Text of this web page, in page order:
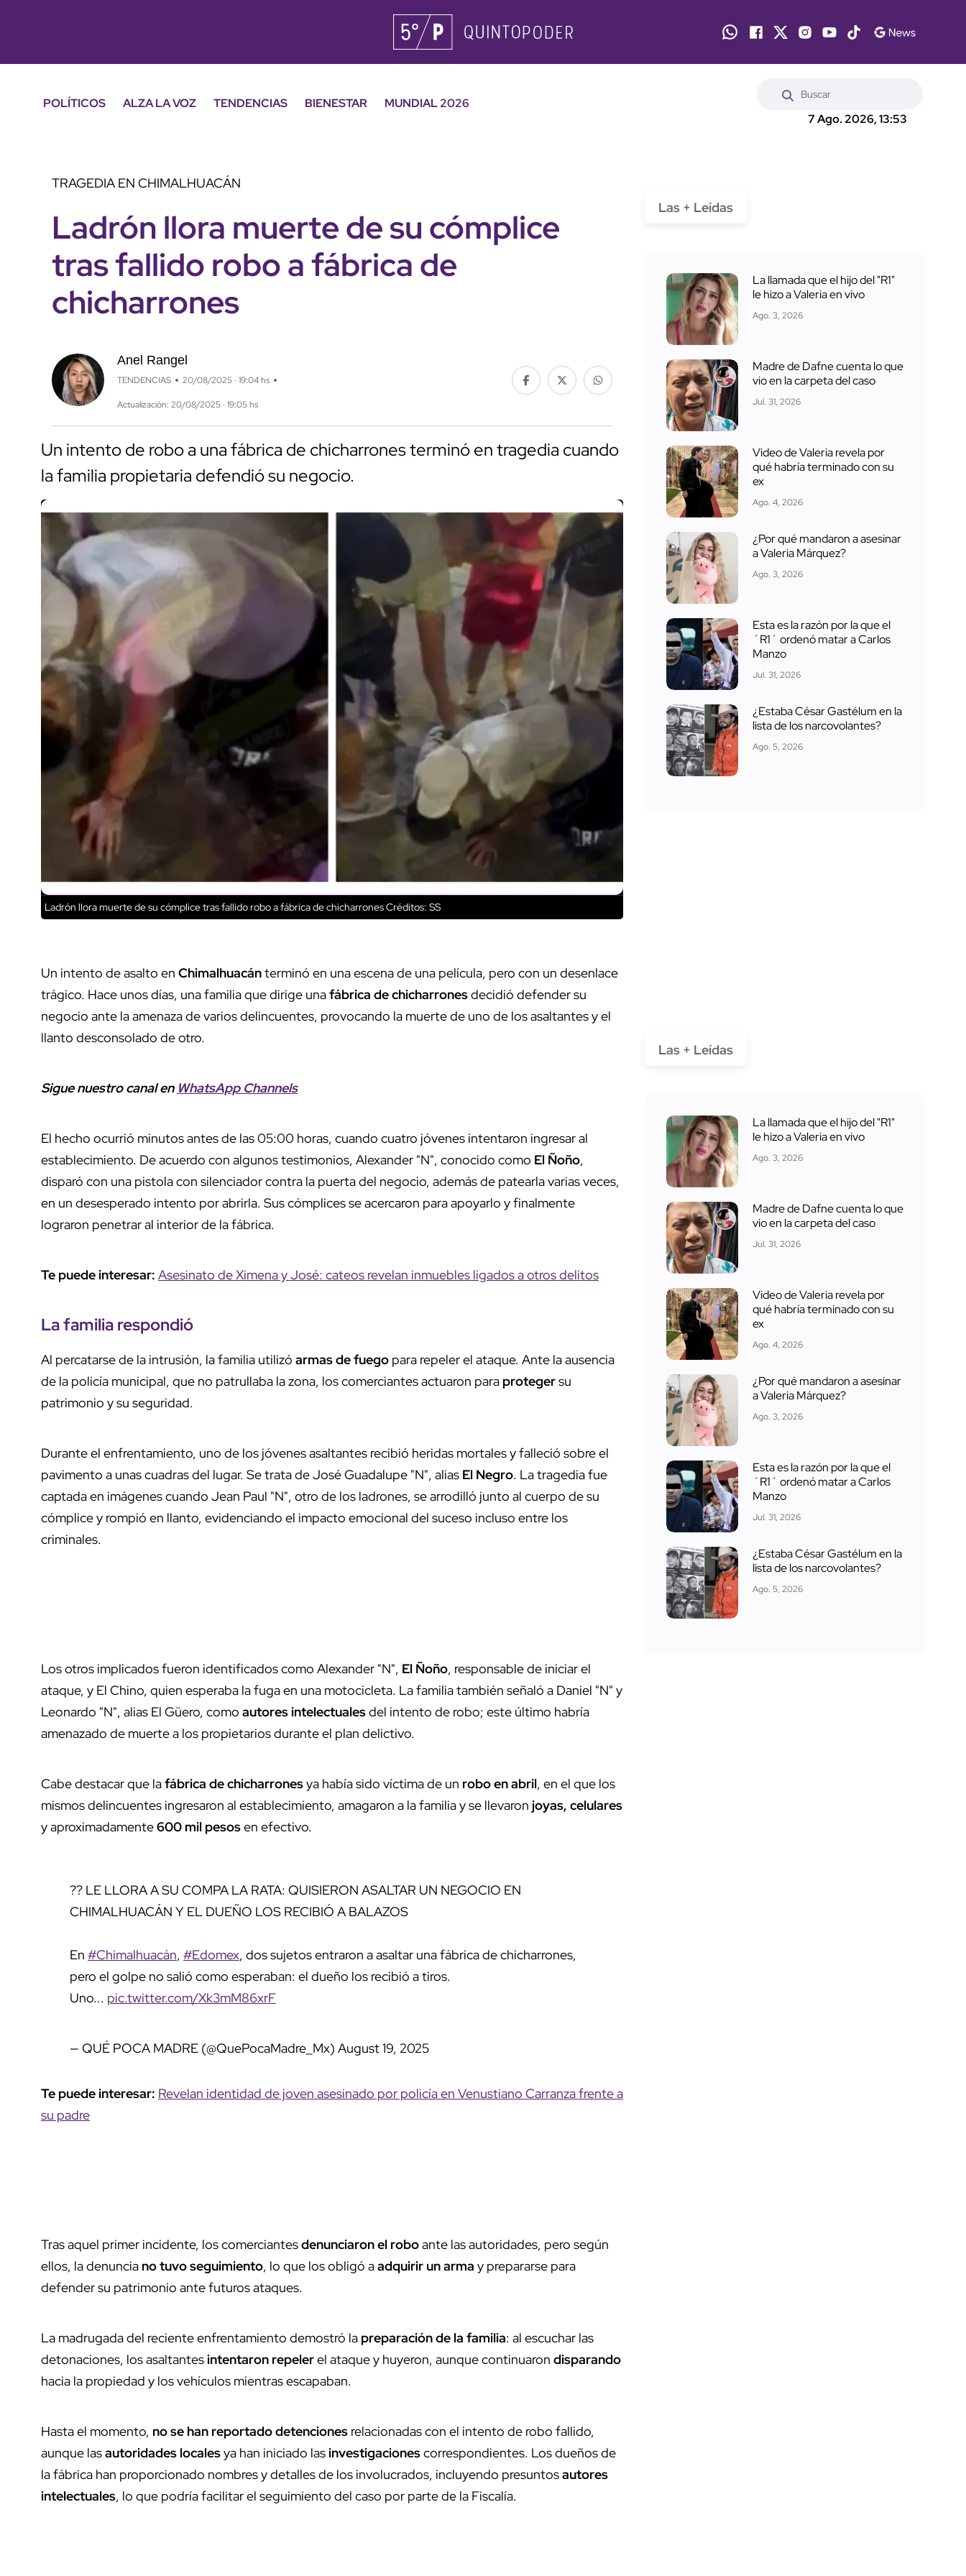
POLÍTICOS ALZA LA VOZ TENDENCIAS BIENESTAR
MUNDIAL 2026
7 Ago. 2026, 13:53
TRAGEDIA EN CHIMALHUACÁN
Ladrón llora muerte de su cómplice
tras fallido robo a fábrica de
chicharrones
Anel Rangel
TENDENCIAS 20/08/2025 · 19:04 hs
Actualización: 20/08/2025 · 19:05 hs
Un intento de robo a una fábrica de chicharrones terminó en tragedia cuando
la familia propietaria defendió su negocio.
Ladrón llora muerte de su cómplice tras fallido robo a fábrica de chicharronesCréditos: SS
Un intento de asalto en Chimalhuacánterminó en una escena de una película, pero con un desenlace
trágico. Hace unos días, una familia que dirige unafábrica de chicharronesdecidió defender su
negocio ante la amenaza de varios delincuentes, provocando la muerte de uno de los asaltantes y el
llanto desconsolado de otro.
Sigue nuestro canal en WhatsApp Channels
El hecho ocurrió minutos antes de las 05:00 horas, cuando cuatro jóvenes intentaron ingresar al
establecimiento. De acuerdo con algunos testimonios, Alexander "N", conocido como El Ñoño,
disparó con una pistola con silenciador contra la puerta del negocio, además de patearla varias veces,
en un desesperado intento por abrirla. Sus cómplices se acercaron para apoyarlo y finalmente
lograron penetrar al interior de la fábrica.
Te puede interesar: Asesinato de Ximena y José: cateos revelan inmuebles ligados a otros delitos
La familia respondió
Al percatarse de la intrusión, la familia utilizó armas de fuego para repeler el ataque. Ante la ausencia
de la policía municipal, que no patrullaba la zona, los comerciantes actuaron para protegersu
patrimonio y su seguridad.
Durante el enfrentamiento, uno de los jóvenes asaltantes recibió heridas mortales y falleció sobre el
pavimento a unas cuadras del lugar. Se trata de José Guadalupe "N", alias El Negro. La tragedia fue
captada en imágenes cuando Jean Paul "N", otro de los ladrones, se arrodilló junto al cuerpo de su
cómplice y rompió en llanto, evidenciando el impacto emocional del suceso incluso entre los
criminales.
Los otros implicados fueron identificados como Alexander "N", El Ñoño, responsable de iniciar el
ataque, y El Chino, quien esperaba la fuga en una motocicleta. La familia también señaló a Daniel "N" y
Leonardo "N", alias El Güero, como autores intelectualesdel intento de robo; este último habría
amenazado de muerte a los propietarios durante el plan delictivo.
Cabe destacar que lafábrica de chicharronesya había sido víctima de un robo en abril, en el que los
mismos delincuentes ingresaron al establecimiento, amagaron a la familia y se llevaron joyas, celulares
y aproximadamente600 mil pesosen efectivo.
?? LE LLORA A SU COMPA LA RATA: QUISIERON ASALTAR UN NEGOCIO EN
CHIMALHUACÁN Y EL DUEÑO LOS RECIBIÓ A BALAZOS
En #Chimalhuacán, #Edomex, dos sujetos entraron a asaltar una fábrica de chicharrones,
pero el golpe no salió como esperaban: el dueño los recibió a tiros.
Uno... pic.twitter.com/Xk3mM86xrF
— QUÉ POCA MADRE (@QuePocaMadre_Mx) August 19, 2025
Te puede interesar: Revelan identidad de joven asesinado por policía en Venustiano Carranza frente a
su padre
Tras aquel primer incidente, los comerciantesdenunciaron el roboante las autoridades, pero según
ellos, la denuncia no tuvo seguimiento, lo que los obligó aadquirir un arma y prepararse para
defender su patrimonio ante futuros ataques.
La madrugada del reciente enfrentamiento demostró la preparación de la familia: al escuchar las
detonaciones, los asaltantesintentaron repelerel ataque y huyeron, aunque continuaron disparando
hacia la propiedad y los vehículos mientras escapaban.
Hasta el momento, no se han reportado detenciones relacionadas con el intento de robo fallido,
aunque lasautoridades localesya han iniciado lasinvestigacionescorrespondientes. Los dueños de
la fábrica han proporcionado nombres y detalles de los involucrados, incluyendo presuntosautores
intelectuales, lo que podría facilitar el seguimiento del caso por parte de la Fiscalía.
Las + Leídas
La llamada que el hijo del "R1"
le hizo a Valeria en vivo
Ago. 3, 2026
Madre de Dafne cuenta lo que
vio en la carpeta del caso
Jul. 31, 2026
Video de Valeria revela por
qué habría terminado con su
ex
Ago. 4, 2026
¿Por qué mandaron a asesinar
a Valeria Márquez?
Ago. 3, 2026
Esta es la razón por la que el
´R1´ ordenó matar a Carlos
Manzo
Jul. 31, 2026
¿Estaba César Gastélum en la
lista de los narcovolantes?
Ago. 5, 2026
Las + Leídas
La llamada que el hijo del "R1"
le hizo a Valeria en vivo
Ago. 3, 2026
Madre de Dafne cuenta lo que
vio en la carpeta del caso
Jul. 31, 2026
Video de Valeria revela por
qué habría terminado con su
ex
Ago. 4, 2026
¿Por qué mandaron a asesinar
a Valeria Márquez?
Ago. 3, 2026
Esta es la razón por la que el
´R1´ ordenó matar a Carlos
Manzo
Jul. 31, 2026
¿Estaba César Gastélum en la
lista de los narcovolantes?
Ago. 5, 2026